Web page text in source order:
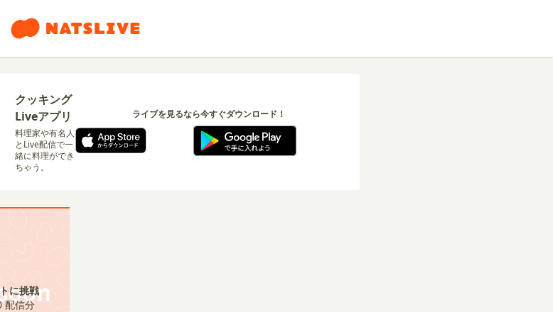
クッキング
Liveアプリ
料理家や有名人
とLive配信で一
緒に料理ができ
ちゃう。
ライブを見るなら今すぐダウンロード！
に挑戦
配信分